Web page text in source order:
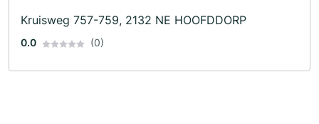
Kruisweg 757-759, 2132 NE HOOFDDORP
0.0 (0)